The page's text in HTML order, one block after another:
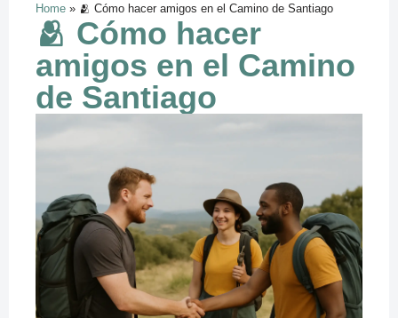
Home » 🫂 Cómo hacer amigos en el Camino de Santiago
🫂 Cómo hacer
amigos en el Camino
de Santiago